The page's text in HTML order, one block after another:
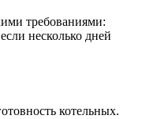
требованиями:
несколько дней
котельных.